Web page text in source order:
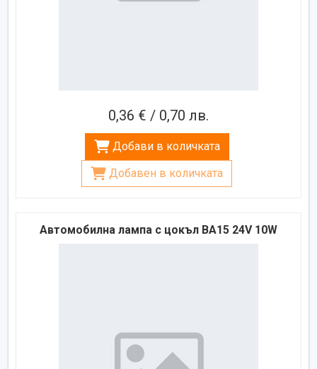
0,36 € / 0,70 лв.
Добави в количката
Добавен в количката
Автомобилна лампа с цокъл BA15 24V 10W